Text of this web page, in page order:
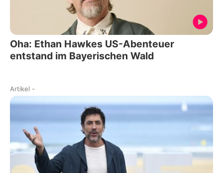
Oha: Ethan Hawkes US-Abenteuer
entstand im Bayerischen Wald
Artikel -